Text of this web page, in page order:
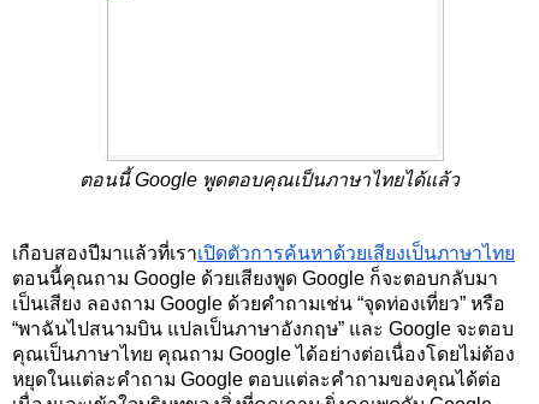
ตอนนี้ Google พูดตอบคุณเป็นภาษาไทยได้แล้ว
เกือบสองปีมาแล้วที่เราเปิดตัวการค้นหาด้วยเสียงเป็นภาษาไทย
ตอนนี้คุณถาม Google ด้วยเสียงพูด Google ก็จะตอบกลับมา
เป็นเสียง ลองถาม Google ด้วยคำถามเช่น “จุดท่องเที่ยว” หรือ
“พาฉันไปสนามบิน แปลเป็นภาษาอังกฤษ” และ Google จะตอบ
คุณเป็นภาษาไทย คุณถาม Google ได้อย่างต่อเนื่องโดยไม่ต้อง
หยุดในแต่ละคำถาม Google ตอบแต่ละคำถามของคุณได้ต่อ